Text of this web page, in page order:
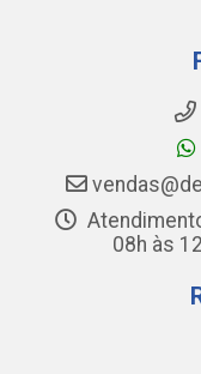
08h às